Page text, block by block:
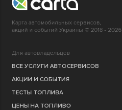
Карта автомобильных сервисов,
акций и событий Украины © 2018 - 2026
Для автовладельцев
ВСЕ УСЛУГИ АВТОСЕРВИСОВ
АКЦИИ И СОБЫТИЯ
ТЕСТЫ ТОПЛИВА
ЦЕНЫ НА ТОПЛИВО